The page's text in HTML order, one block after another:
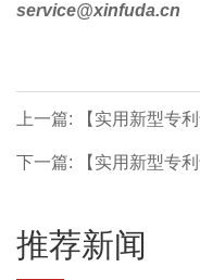
service@xinfuda.cn
上一篇: 【实用新型专
能优化的智能节能电气
下一篇: 【实用新型专
推荐新闻